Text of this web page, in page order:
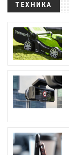
ТЕХНИКА